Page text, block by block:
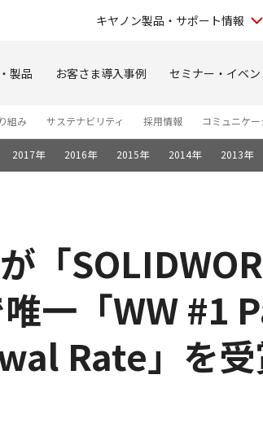
キヤノン製品・サポート情報
製品 お客さま導入事例 セミナー・イベン
組み サステナビリティ 採用情報 コミュニケ
2017年 2016年 2015年 2014年 2013年
「
一「WW #1
Rate」を受